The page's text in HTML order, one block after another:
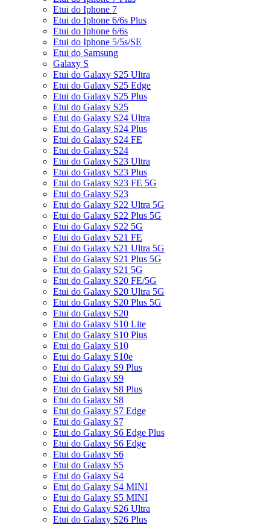
Etui do Iphone 7
Etui do Iphone 6/6s Plus
Etui do Iphone 6/6s
Etui do Iphone 5/5s/SE
Etui do Samsung
Galaxy S
Etui do Galaxy S25 Ultra
Etui do Galaxy S25 Edge
Etui do Galaxy S25 Plus
Etui do Galaxy S25
Etui do Galaxy S24 Ultra
Etui do Galaxy S24 Plus
Etui do Galaxy S24 FE
Etui do Galaxy S24
Etui do Galaxy S23 Ultra
Etui do Galaxy S23 Plus
Etui do Galaxy S23 FE 5G
Etui do Galaxy S23
Etui do Galaxy S22 Ultra 5G
Etui do Galaxy S22 Plus 5G
Etui do Galaxy S22 5G
Etui do Galaxy S21 FE
Etui do Galaxy S21 Ultra 5G
Etui do Galaxy S21 Plus 5G
Etui do Galaxy S21 5G
Etui do Galaxy S20 FE/5G
Etui do Galaxy S20 Ultra 5G
Etui do Galaxy S20 Plus 5G
Etui do Galaxy S20
Etui do Galaxy S10 Lite
Etui do Galaxy S10 Plus
Etui do Galaxy S10
Etui do Galaxy S10e
Etui do Galaxy S9 Plus
Etui do Galaxy S9
Etui do Galaxy S8 Plus
Etui do Galaxy S8
Etui do Galaxy S7 Edge
Etui do Galaxy S7
Etui do Galaxy S6 Edge Plus
Etui do Galaxy S6 Edge
Etui do Galaxy S6
Etui do Galaxy S5
Etui do Galaxy S4
Etui do Galaxy S4 MINI
Etui do Galaxy S5 MINI
Etui do Galaxy S26 Ultra
Etui do Galaxy S26 Plus